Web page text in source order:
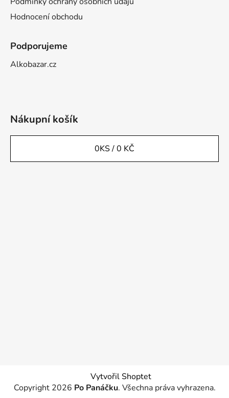
Hodnocení obchodu
Podporujeme
Alkobazar.cz
Nákupní košík
0KS /0 KČ
Vytvořil Shoptet
Copyright 2026 Po Panáčku. Všechna práva vyhrazena.